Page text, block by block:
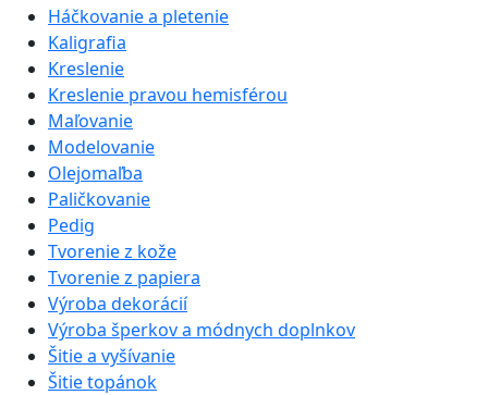
Háčkovanie a pletenie
Kaligrafia
Kreslenie
Kreslenie pravou hemisférou
Maľovanie
Modelovanie
Olejomaľba
Paličkovanie
Pedig
Tvorenie z kože
Tvorenie z papiera
Výroba dekorácií
Výroba šperkov a módnych doplnkov
Šitie a vyšívanie
Šitie topánok